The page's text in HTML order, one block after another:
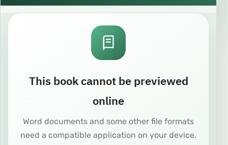
This book cannot be previewed
online
Word documents and some other file formats
need a compatible application on your device.